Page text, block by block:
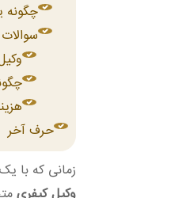
چگونه
حرف آخر
زمانی که با